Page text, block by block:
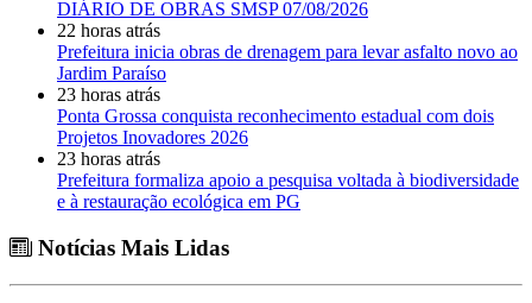
DIÁRIO DE OBRAS SMSP 07/08/2026
22 horas atrás
Prefeitura inicia obras de drenagem para levar asfalto novo ao
Jardim Paraíso
23 horas atrás
Ponta Grossa conquista reconhecimento estadual com dois
Projetos Inovadores 2026
23 horas atrás
Prefeitura formaliza apoio a pesquisa voltada à biodiversidade
e à restauração ecológica em PG
Notícias Mais Lidas